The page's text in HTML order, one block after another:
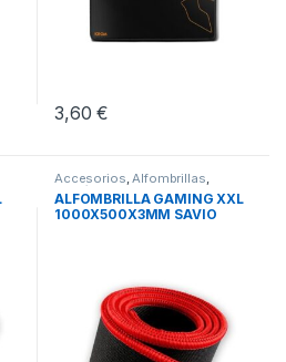
3,60€
Accesorios,Alfombrillas,
Periféricos
ALFOMBRILLA GAMING XXL
1000X500X3MM SAVIO